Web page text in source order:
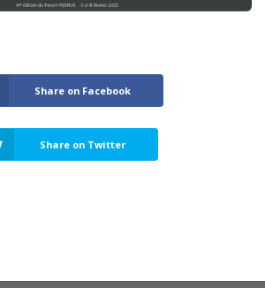
Share on Facebook
Share on Twitter